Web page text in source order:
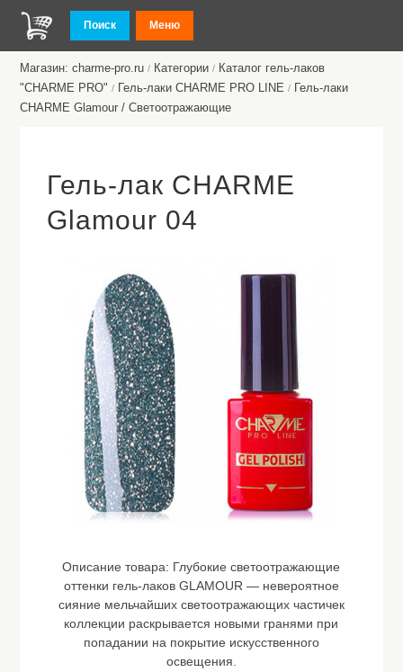
Поиск Меню
Магазин: charme-pro.ru / Категории / Каталог гель-лаков
"CHARME PRO" / Гель-лаки CHARME PRO LINE / Гель-лаки
CHARME Glamour / Светоотражающие
Гель-лак CHARME
Glamour 04
Описание товара: Глубокие светоотражающие
оттенки гель-лаков GLAMOUR — невероятное
сияние мельчайших светоотражающих частичек
коллекции раскрывается новыми гранями при
попадании на покрытие искусственного
освещения.